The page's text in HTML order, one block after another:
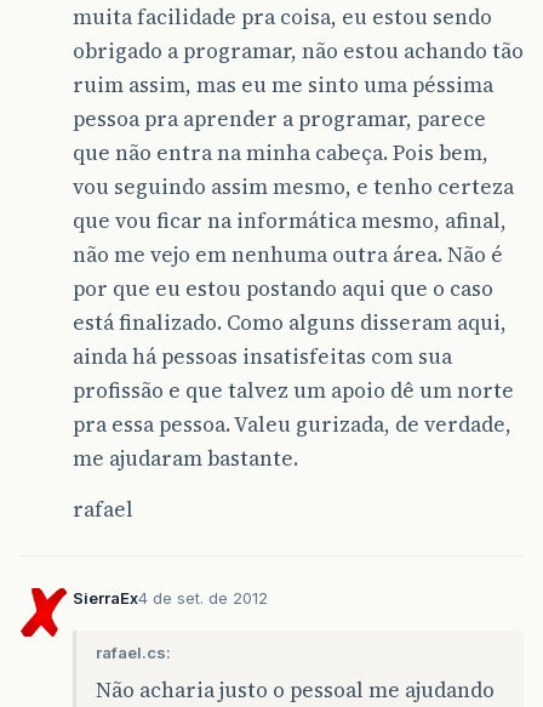
muita facilidade pra coisa, eu estou sendo
obrigado a programar, não estou achando tão
ruim assim, mas eu me sinto uma péssima
pessoa pra aprender a programar, parece
que não entra na minha cabeça. Pois bem,
vou seguindo assim mesmo, e tenho certeza
que vou ficar na informática mesmo, afinal,
não me vejo em nenhuma outra área. Não é
por que eu estou postando aqui que o caso
está finalizado. Como alguns disseram aqui,
ainda há pessoas insatisfeitas com sua
profissão e que talvez um apoio dê um norte
pra essa pessoa. Valeu gurizada, de verdade,
me ajudaram bastante.
rafael
SierraEx4 de set. de 2012
rafael.cs:
Não acharia justo o pessoal me ajudando